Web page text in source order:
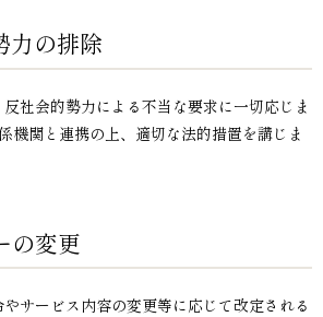
力の排除
社会的勢力による不当な要求に一切応じま
機関と連携の上、適切な法的措置を講じま
の変更
サービス内容の変更等に応じて改定される